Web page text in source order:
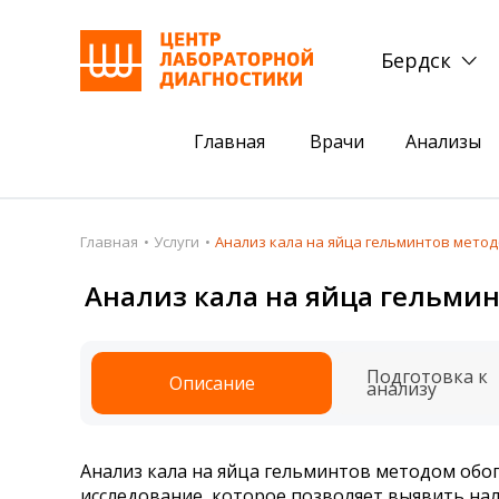
Бердск
Главная Врачи Анализы
Пациентам
Акции
Подготовка к анализам
Получить результаты
Налоговый вычет
Акции
Комплексный
Сдать клеща на
Главная Услуги Анализ кала на яйца гельминтов
Анализ кала на яйца
Описание Подготовка к
анализу
Анализ кала на яйца гельминтов методом